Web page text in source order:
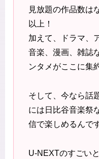
見放題の作品数は
以上！
加えて、ドラマ、
音楽、漫画、雑誌
ンタメがここに集
そして、今なら話
には日比谷音楽祭
信で楽しめるんで
U-NEXTのすごい